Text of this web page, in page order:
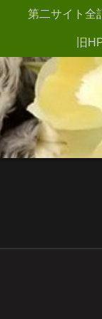
第二サイト全
旧